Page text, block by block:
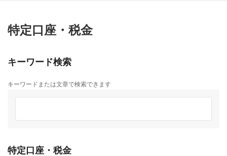
特定口座・税金
キーワード検索
キーワードまたは文章で検索できます
特定口座・税金